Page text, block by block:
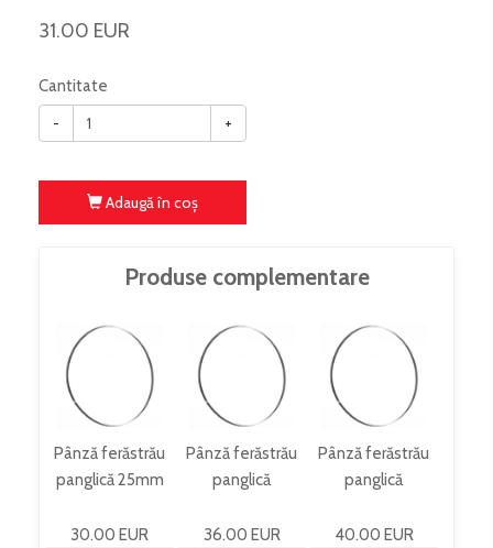
31.00 EUR
Cantitate
-
+
Adaugă în coş
Produse complementare
Pânză ferăstrău
panglică 25mm
BSB610B25
30.00 EUR
Pânză ferăstrău
panglică
T 6mm
36.00 EUR
Pânză ferăstrău
panglică
T 9mm
40.00 EUR